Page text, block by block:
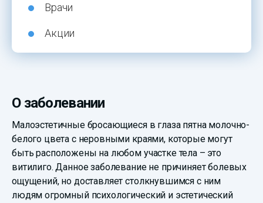
Врачи
Акции
О заболевании
Малоэстетичные бросающиеся в глаза пятна молочно-
белого цвета с неровными краями, которые могут
быть расположены на любом участке тела – это
витилиго. Данное заболевание не причиняет болевых
ощущений, но доставляет столкнувшимся с ним
людям огромный психологический и эстетический